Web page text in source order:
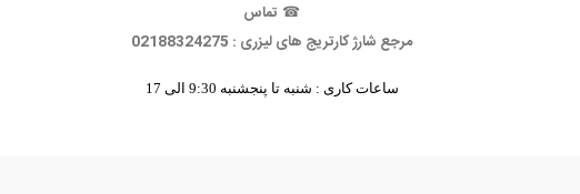
☎ تماس
مرجع شارژ کارتریج های لیزری : 02188324275
ساعات کاری : شنبه تا پنجشنبه 9:30 الی 17